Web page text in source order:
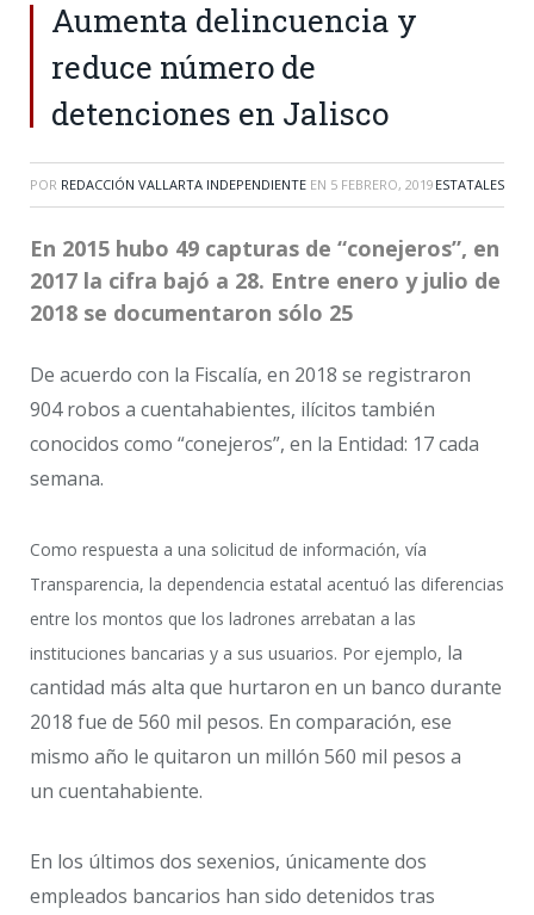
Aumenta delincuencia y
reduce número de
detenciones en Jalisco
POR REDACCIÓN VALLARTA INDEPENDIENTE EN 5 FEBRERO, 2019 ESTATALES
En 2015 hubo 49 capturas de “conejeros”, en
2017 la cifra bajó a 28. Entre enero y julio de
2018 se documentaron sólo 25
De acuerdo con la Fiscalía, en 2018 se registraron
904 robos a cuentahabientes, ilícitos también
conocidos como “conejeros”, en la Entidad: 17 cada
semana.
Como respuesta a una solicitud de información, vía
Transparencia, la dependencia estatal acentuó las diferencias
entre los montos que los ladrones arrebatan a las
instituciones bancarias y a sus usuarios. Por ejemplo, la
cantidad más alta que hurtaron en un banco durante
2018 fue de 560 mil pesos. En comparación, ese
mismo año le quitaron un millón 560 mil pesos a
un cuentahabiente.
En los últimos dos sexenios, únicamente dos
empleados bancarios han sido detenidos tras